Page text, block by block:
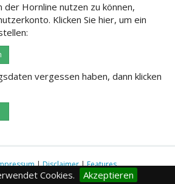
Cookies. Akzeptieren
der Hornline nutzen zu können,
Klicken Sie hier, um ein
vergessen haben, dann klicken
|Disclaimer|Features